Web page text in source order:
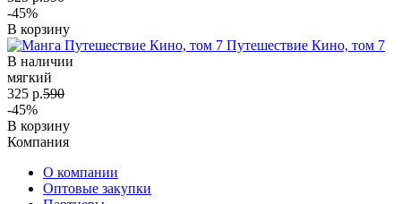
-45%
В корзину
Путешествие Кино, том 7
В наличии
мягкий
325 р.590
-45%
В корзину
Компания
О компании
Оптовые закупки